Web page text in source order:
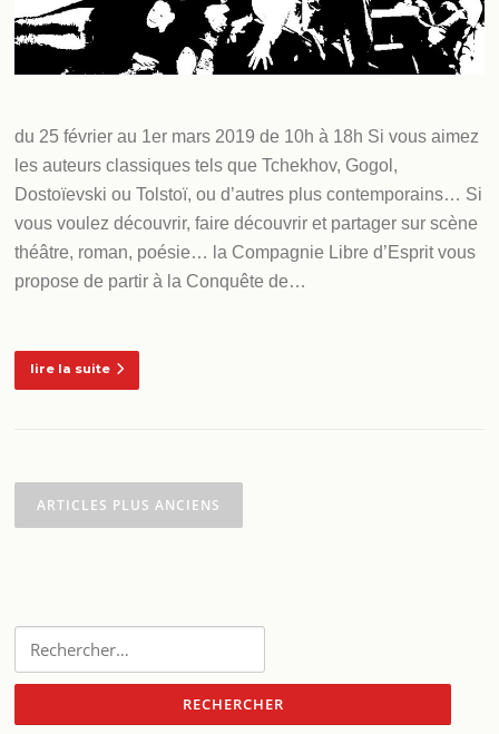
du 25 février au 1er mars 2019 de 10h à 18h Si vous aimez
les auteurs classiques tels que Tchekhov, Gogol,
Dostoïevski ou Tolstoï, ou d’autres plus contemporains… Si
vous voulez découvrir, faire découvrir et partager sur scène
théâtre, roman, poésie… la Compagnie Libre d’Esprit vous
propose de partir à la Conquête de…
lire la suite
des
articles
ARTICLES PLUS ANCIENS